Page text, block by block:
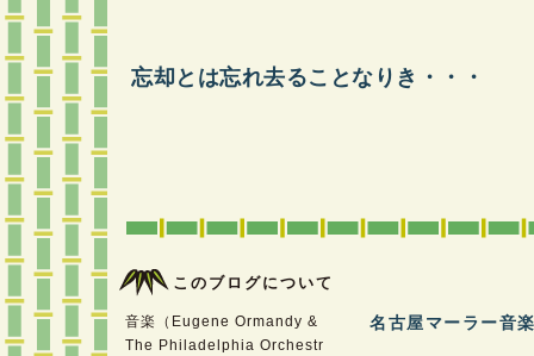
忘却とは忘れ去ることなりき・・・
このブログについて
音楽（Eugene Ormandy &
The Philadelphia Orchestr
名古屋マーラー音